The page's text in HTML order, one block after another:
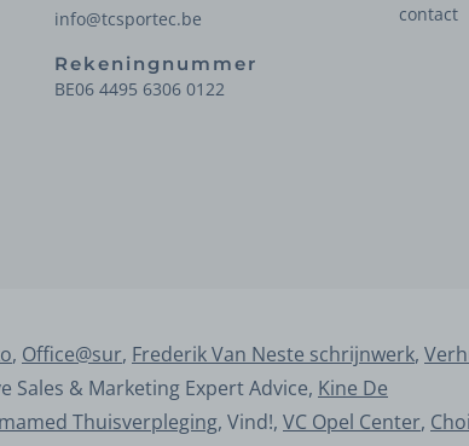
info@tcsportec.be
Rekeningnummer
BE06 4495 6306 0122
contact
, Office@sur, Frederik Van Neste schrijnwerk,
Sales & Marketing Expert Advice, Kine De
Thuisverpleging, Vind!, VC Opel Center,